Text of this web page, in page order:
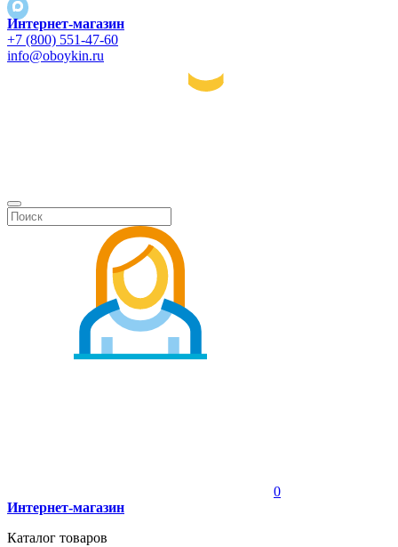
Интернет-магазин
+7 (800) 551-47-60
info@oboykin.ru
0
Интернет-магазин
Каталог товаров